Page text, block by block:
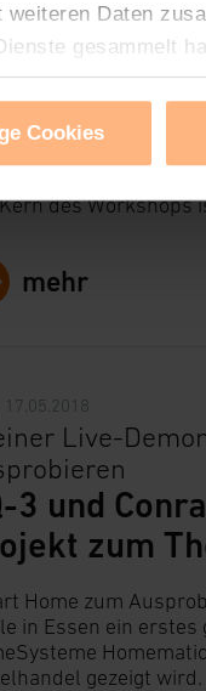
Daten
gesammelt
für alle
nicht
Cookies
23.08.2018
präsentiert im
IP das
kompakten,
des Workshops
mehr
17.05.2018
3 und
zum
Live-
Home zum
in Essen ein
gezeigt wird.